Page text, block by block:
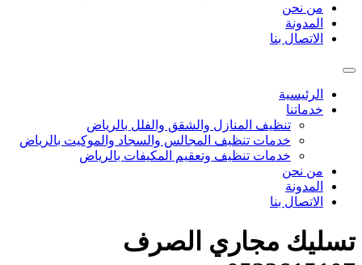
من نحن
المدونة
الاتصال بنا
الرئيسية
خدماتنا
تنظيف المنازل والشقق والفلل بالرياض
خدمات تنظيف المجالس والسجاد والموكيت بالرياض
خدمات تنظيف وتعقيم المكيفات بالرياض
من نحن
المدونة
الاتصال بنا
تسليك مجاري الصرف